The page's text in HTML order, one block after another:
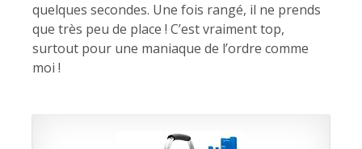
quelques secondes. Une fois rangé, il ne prends
que très peu de place ! C’est vraiment top,
surtout pour une maniaque de l’ordre comme
moi !